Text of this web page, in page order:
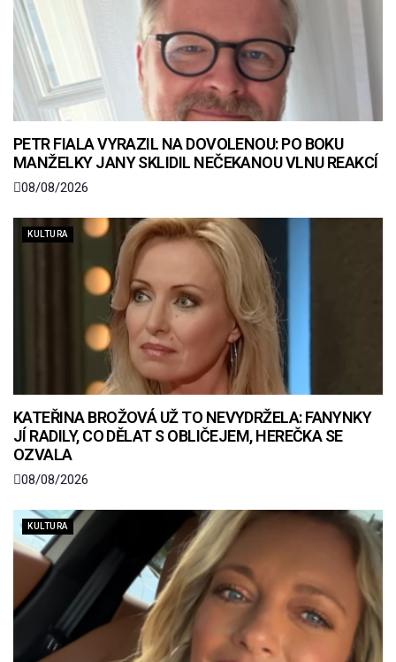
PETR FIALA VYRAZIL NA DOVOLENOU: PO BOKU
MANŽELKY JANY SKLIDIL NEČEKANOU VLNU REAKCÍ
08/08/2026
KULTURA
KATEŘINA BROŽOVÁ UŽ TO NEVYDRŽELA: FANYNKY
JÍ RADILY, CO DĚLAT S OBLIČEJEM, HEREČKA SE
OZVALA
08/08/2026
KULTURA